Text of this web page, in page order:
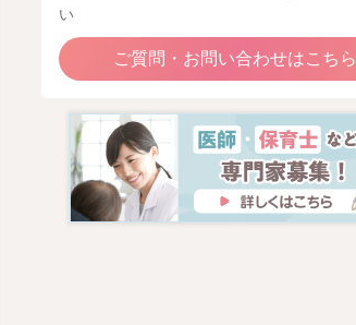
い
ご質問・お問い合わせはこちら